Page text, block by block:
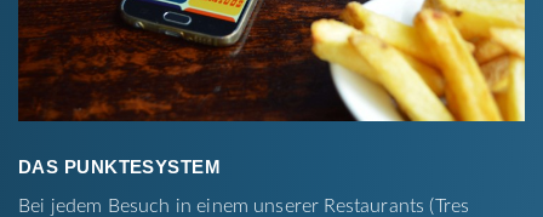
DAS PUNKTESYSTEM
Bei jedem Besuch in einem unserer Restaurants (Tres